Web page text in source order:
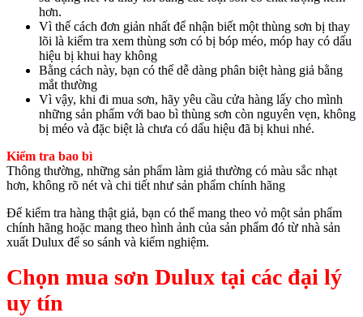
hơn.
Vì thế cách đơn giản nhất để nhận biết một thùng sơn bị thay
lõi là kiểm tra xem thùng sơn có bị bóp méo, móp hay có dấu
hiệu bị khui hay không
Bằng cách này, bạn có thể dễ dàng phân biệt hàng giả bằng
mắt thường
Vì vậy, khi đi mua sơn, hãy yêu cầu cửa hàng lấy cho mình
những sản phẩm với bao bì thùng sơn còn nguyên vẹn, không
bị méo và đặc biệt là chưa có dấu hiệu đã bị khui nhé.
Kiểm tra bao bì
Thông thường, những sản phẩm làm giả thường có màu sắc nhạt
hơn, không rõ nét và chi tiết như sản phẩm chính hãng
Để kiểm tra hàng thật giả, bạn có thể mang theo vỏ một sản phẩm
chính hãng hoặc mang theo hình ảnh của sản phẩm đó từ nhà sản
xuất Dulux để so sánh và kiểm nghiệm.
Chọn mua sơn Dulux tại các đại lý
uy tín